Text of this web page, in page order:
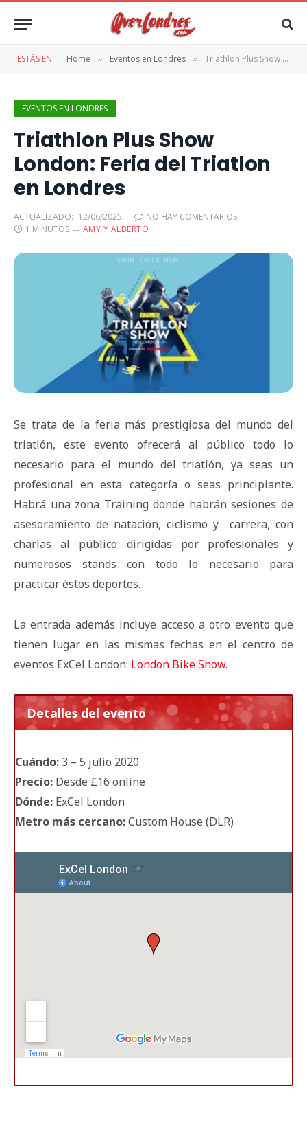
ESTÁS EN Home » Eventos en Londres » Triathlon Plus Show London: Feria del Triatlon en Londres
EVENTOS EN LONDRES
Triathlon Plus Show
London: Feria del Triatlon
en Londres
ACTUALIZADO: 12/06/2025
NO HAY COMENTARIOS
1 MINUTOS
AMY Y ALBERTO
Se trata de la feria más prestigiosa del mundo del
triatlón, este evento ofrecerá al público todo lo
necesario para el mundo del triatlón, ya seas un
profesional en esta categoría o seas principiante.
Habrá una zona Training donde habrán sesiones de
asesoramiento de natación, ciclismo y carrera, con
charlas al público dirigidas por profesionales y
numerosos stands con todo lo necesario para
practicar éstos deportes.
La entrada además incluye acceso a otro evento que
tienen lugar en las mismas fechas en el centro de
eventos ExCel London: London Bike Show.
Detalles del evento
Cuándo: 3 – 5 julio 2020
Precio: Desde £16 online
Dónde: ExCel London
Metro más cercano:Custom House (DLR)